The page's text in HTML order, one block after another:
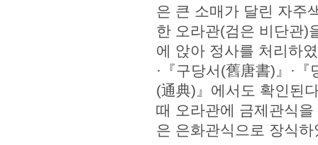
은 큰 소매가 달린 자주
한 오라관(검은 비단관)
에 앉아 정사를 처리하
·『구당서(舊唐書)』·
(通典)』에서도 확인된
때 오라관에 금제관식
은 은화관식으로 장식